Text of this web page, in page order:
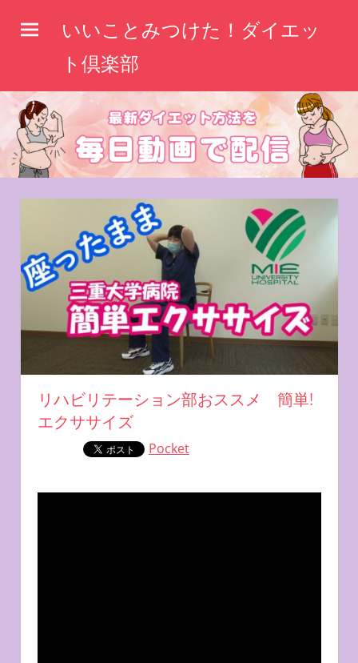
ス
キ
いいことみつけた！ダイエッ
ト倶楽部
リハビリテーション部おススメ 簡単!
エクササイズ
Pocket